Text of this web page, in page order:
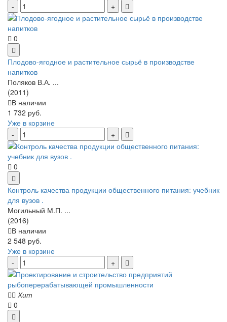
0
Плодово-ягодное и растительное сырьё в производстве
напитков
Поляков В.А. ...
(2011)
В наличии
1 732 руб.
Уже в корзине
0
Контроль качества продукции общественного питания: учебник
для вузов .
Могильный М.П. ...
(2016)
В наличии
2 548 руб.
Уже в корзине
Хит
0